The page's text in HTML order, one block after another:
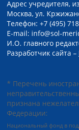
Адрес учредителя,
Москва, ул.
Телефон: +7 (495)
E-mail: info@sol-
И.О. главного
Разработчик сайта –
* Перечень
признана
Федерации:
Национальный фонд в